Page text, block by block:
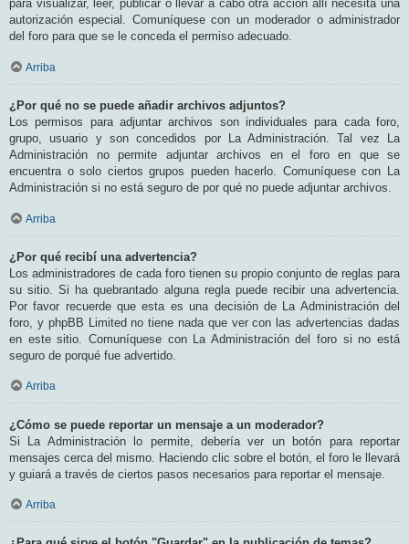
para visualizar, leer, publicar o llevar a cabo otra acción allí necesita una
autorización especial. Comuníquese con un moderador o administrador
del foro para que se le conceda el permiso adecuado.
Arriba
¿Por qué no se puede añadir archivos adjuntos?
Los permisos para adjuntar archivos son individuales para cada foro,
grupo, usuario y son concedidos por La Administración. Tal vez La
Administración no permite adjuntar archivos en el foro en que se
encuentra o solo ciertos grupos pueden hacerlo. Comuníquese con La
Administración si no está seguro de por qué no puede adjuntar archivos.
Arriba
¿Por qué recibí una advertencia?
Los administradores de cada foro tienen su propio conjunto de reglas para
su sitio. Si ha quebrantado alguna regla puede recibir una advertencia.
Por favor recuerde que esta es una decisión de La Administración del
foro, y phpBB Limited no tiene nada que ver con las advertencias dadas
en este sitio. Comuníquese con La Administración del foro si no está
seguro de porqué fue advertido.
Arriba
¿Cómo se puede reportar un mensaje a un moderador?
Si La Administración lo permite, debería ver un botón para reportar
mensajes cerca del mismo. Haciendo clic sobre el botón, el foro le llevará
y guiará a través de ciertos pasos necesarios para reportar el mensaje.
Arriba